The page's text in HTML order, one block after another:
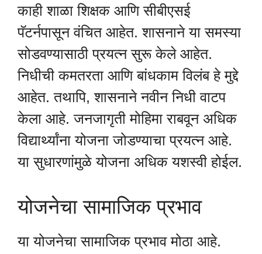
काही शाळा शिक्षक आणि सीबीएसई
पॅटर्नपासून वंचित आहेत. शासनाने या समस्या
सोडवण्यासाठी प्रयत्न सुरू केले आहेत.
निधीची कमतरता आणि बांधकाम विलंब हे मुद्दे
आहेत. तथापि, शासनाने नवीन निधी वाटप
केला आहे. जनजागृती मोहिमा राबवून अधिक
विद्यार्थ्यांना योजना जोडण्याचा प्रयत्न आहे.
या सुधारणांमुळे योजना अधिक यशस्वी होईल.
योजनेचा सामाजिक प्रभाव
या योजनेचा सामाजिक प्रभाव मोठा आहे.